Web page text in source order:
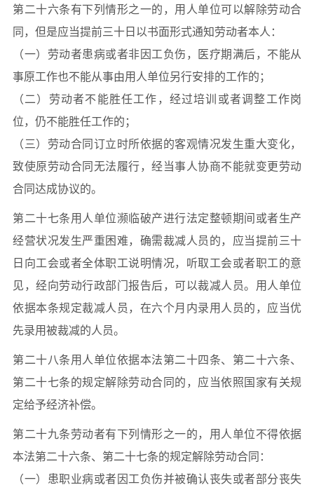
第二十六条有下列情形之一的，用人单位可以解除劳动合
同，但是应当提前三十日以书面形式通知劳动者本人：
（一）劳动者患病或者非因工负伤，医疗期满后，不能从
事原工作也不能从事由用人单位另行安排的工作的；
（二）劳动者不能胜任工作，经过培训或者调整工作岗
位，仍不能胜任工作的；
（三）劳动合同订立时所依据的客观情况发生重大变化，
致使原劳动合同无法履行，经当事人协商不能就变更劳动
合同达成协议的。
第二十七条用人单位濒临破产进行法定整顿期间或者生产
经营状况发生严重困难，确需裁减人员的，应当提前三十
日向工会或者全体职工说明情况，听取工会或者职工的意
见，经向劳动行政部门报告后，可以裁减人员。用人单位
依据本条规定裁减人员，在六个月内录用人员的，应当优
先录用被裁减的人员。
第二十八条用人单位依据本法第二十四条、第二十六条、
第二十七条的规定解除劳动合同的，应当依照国家有关规
定给予经济补偿。
第二十九条劳动者有下列情形之一的，用人单位不得依据
本法第二十六条、第二十七条的规定解除劳动合同：
（一）患职业病或者因工负伤并被确认丧失或者部分丧失